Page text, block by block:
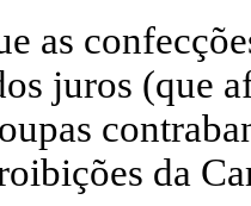
as
juros (que
da